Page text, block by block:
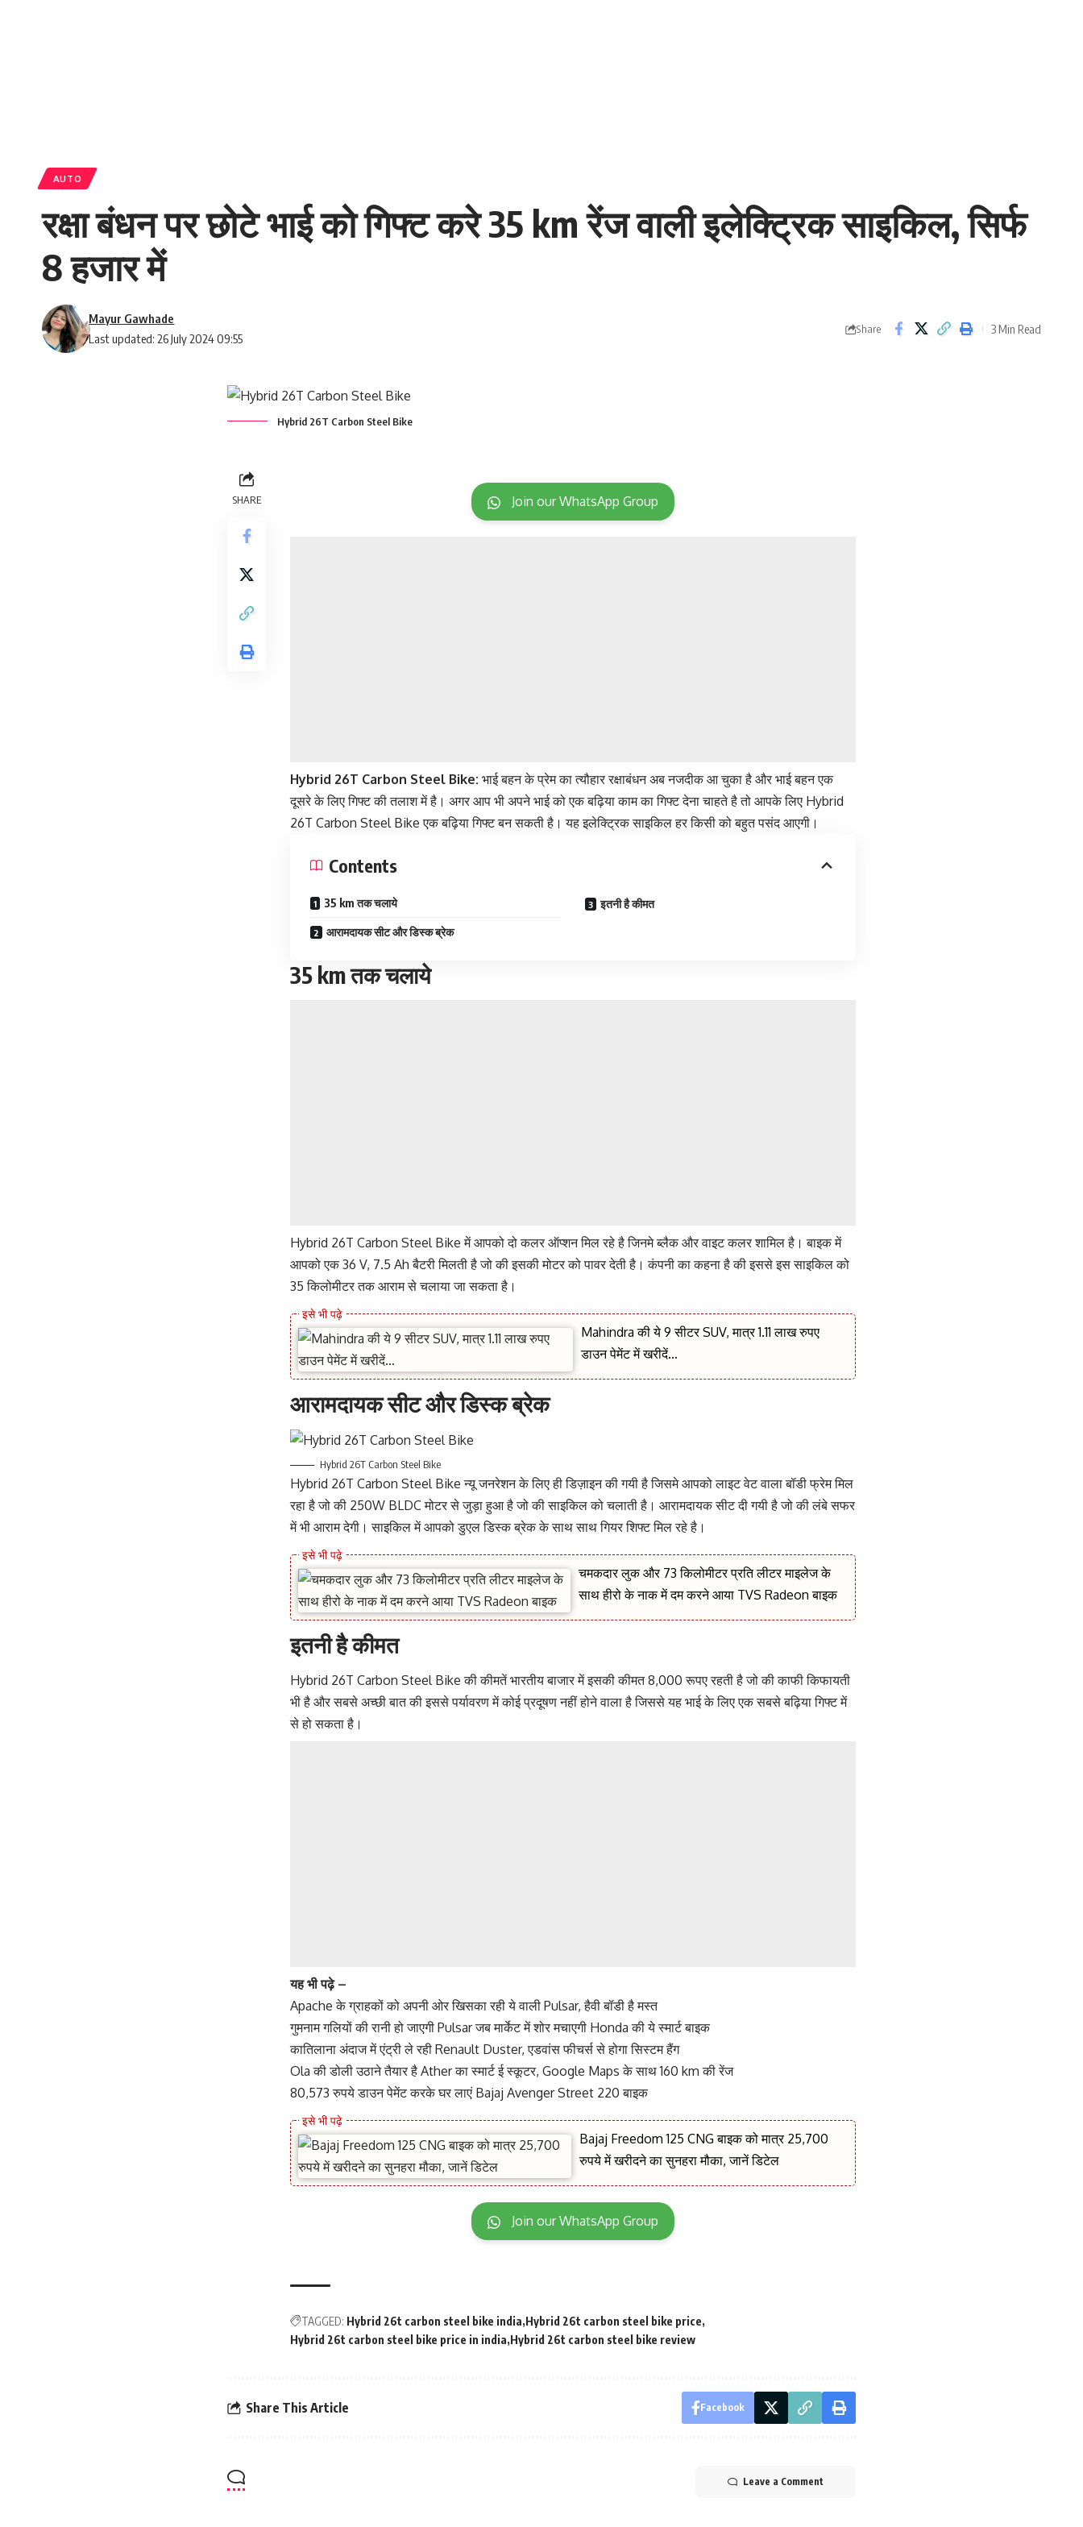
AUTO
रक्षा बंधन पर छोटे भाई को गिफ्ट करे 35 km रेंज वाली इलेक्ट्रिक साइकिल, सिर्फ
8 हजार में
Last updated: 26 July 2024 09:55
Mayur Gawhade
Share 3 Min Read
Hybrid 26T Carbon Steel Bike
SHARE Join our WhatsApp Group
Hybrid 26T Carbon Steel Bike: भाई बहन के प्रेम का त्यौहार रक्षाबंधन अब नजदीक आ चुका है और भाई बहन एक
दूसरे के लिए गिफ्ट की तलाश में है। अगर आप भी अपने भाई को एक बढ़िया काम का गिफ्ट देना चाहते है तो आपके लिए Hybrid
26T Carbon Steel Bike एक बढ़िया गिफ्ट बन सकती है। यह इलेक्ट्रिक साइकिल हर किसी को बहुत पसंद आएगी।
Contents
35 km तक चलाये
आरामदायक सीट और डिस्क ब्रेक
इतनी है कीमत
35 km तक चलाये
Hybrid 26T Carbon Steel Bike में आपको दो कलर ऑप्शन मिल रहे है जिनमे ब्लैक और वाइट कलर शामिल है। बाइक में
आपको एक 36 V, 7.5 Ah बैटरी मिलती है जो की इसकी मोटर को पावर देती है। कंपनी का कहना है की इससे इस साइकिल को
35 किलोमीटर तक आराम से चलाया जा सकता है।
Mahindra की ये 9 सीटर SUV, मात्र 1.11 लाख रुपए
डाउन पेमेंट में खरीदें…
आरामदायक सीट और डिस्क ब्रेक
Hybrid 26T Carbon Steel Bike
Hybrid 26T Carbon Steel Bike न्यू जनरेशन के लिए ही डिज़ाइन की गयी है जिसमे आपको लाइट वेट वाला बॉडी फ्रेम मिल
रहा है जो की 250W BLDC मोटर से जुड़ा हुआ है जो की साइकिल को चलाती है। आरामदायक सीट दी गयी है जो की लंबे सफर
में भी आराम देगी। साइकिल में आपको डुएल डिस्क ब्रेक के साथ साथ गियर शिफ्ट मिल रहे है।
चमकदार लुक और 73 किलोमीटर प्रति लीटर माइलेज के
साथ हीरो के नाक में दम करने आया TVS Radeon बाइक
इतनी है कीमत
Hybrid 26T Carbon Steel Bike की कीमतें भारतीय बाजार में इसकी कीमत 8,000 रूपए रहती है जो की काफी किफायती
भी है और सबसे अच्छी बात की इससे पर्यावरण में कोई प्रदूषण नहीं होने वाला है जिससे यह भाई के लिए एक सबसे बढ़िया गिफ्ट में
से हो सकता है।
यह भी पढ़े –
Apache के ग्राहकों को अपनी ओर खिसका रही ये वाली Pulsar, हैवी बॉडी है मस्त
गुमनाम गलियों की रानी हो जाएगी Pulsar जब मार्केट में शोर मचाएगी Honda की ये स्मार्ट बाइक
कातिलाना अंदाज में एंट्री ले रही Renault Duster, एडवांस फीचर्स से होगा सिस्टम हैंग
Ola की डोली उठाने तैयार है Ather का स्मार्ट ई स्कूटर, Google Maps के साथ 160 km की रेंज
80,573 रुपये डाउन पेमेंट करके घर लाएं Bajaj Avenger Street 220 बाइक
Bajaj Freedom 125 CNG बाइक को मात्र 25,700
रुपये में खरीदने का सुनहरा मौका, जानें डिटेल
Join our WhatsApp Group
TAGGED: Hybrid 26t carbon steel bike india Hybrid 26t carbon steel bike price
Hybrid 26t carbon steel bike price in india Hybrid 26t carbon steel bike review
Share This Article Facebook
Leave a Comment